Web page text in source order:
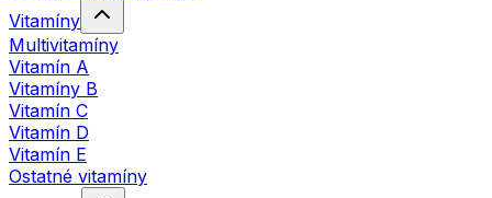
Vitamíny
Multivitamíny
Vitamín A
Vitamíny B
Vitamín C
Vitamín D
Vitamín E
Ostatné vitamíny